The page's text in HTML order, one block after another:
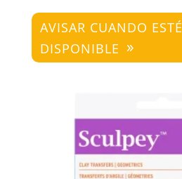
AVISAR CUANDO ESTÉ
DISPONIBLE